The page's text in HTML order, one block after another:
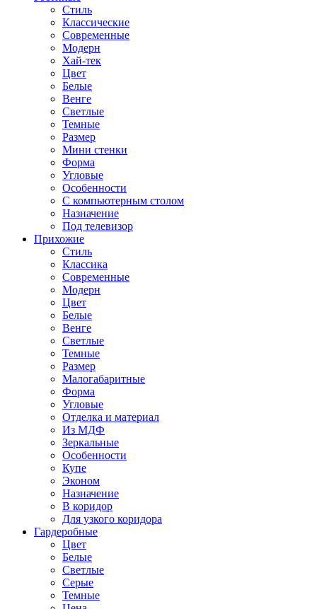
Стиль
Классические
Современные
Модерн
Хай-тек
Цвет
Белые
Венге
Светлые
Темные
Размер
Мини стенки
Форма
Угловые
Особенности
С компьютерным столом
Назначение
Под телевизор
Прихожие
Стиль
Классика
Современные
Модерн
Цвет
Белые
Венге
Светлые
Темные
Размер
Малогабаритные
Форма
Угловые
Отделка и материал
Из МДФ
Зеркальные
Особенности
Купе
Эконом
Назначение
В коридор
Для узкого коридора
Гардеробные
Цвет
Белые
Светлые
Серые
Темные